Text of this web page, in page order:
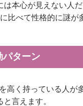
本心が見えない人
比べて性格的に謎
ターン
高く持っている人が
言えます。